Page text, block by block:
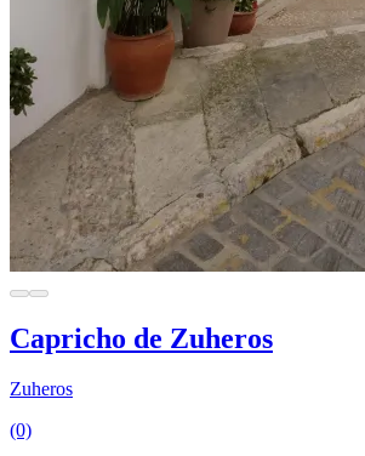
Capricho de Zuheros
Zuheros
(0)